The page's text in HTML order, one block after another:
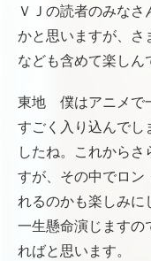
ＶＪの読者のみな
かと思いますが、さ
なども含めて楽しん
東地 僕はアニメで
すごく入り込んでし
したね。これから
すが、その中でロン
れるのかも楽しみに
一生懸命演じますの
ればと思います。